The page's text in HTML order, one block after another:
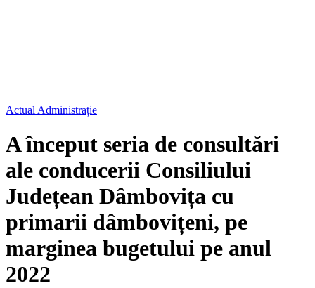
Actual Administrație
A început seria de consultări
ale conducerii Consiliului
Județean Dâmbovița cu
primarii dâmbovițeni, pe
marginea bugetului pe anul
2022